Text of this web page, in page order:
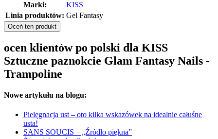
Marki:
KISS
Linia produktów: Gel Fantasy
Oceń ten produkt
ocen klientów po polski dla KISS
Sztuczne paznokcie Glam Fantasy Nails -
Trampoline
Nowe artykułu na blogu:
Pielęgnacja ust – oto kilka wskazówek na idealnie całuśne
usta!
SANS SOUCIS – „Źródło piękna”